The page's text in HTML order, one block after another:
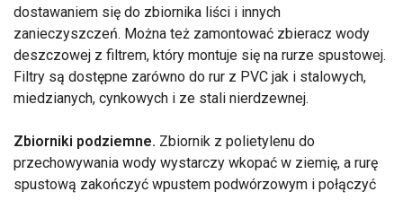
dostawaniem się do zbiornika liści i innych
zanieczyszczeń. Można też zamontować zbieracz wody
deszczowej z filtrem, który montuje się na rurze spustowej.
Filtry są dostępne zarówno do rur z PVC jak i stalowych,
miedzianych, cynkowych i ze stali nierdzewnej.
Zbiorniki podziemne. Zbiornik z polietylenu do
przechowywania wody wystarczy wkopać w ziemię, a rurę
spustową zakończyć wpustem podwórzowym i połączyć